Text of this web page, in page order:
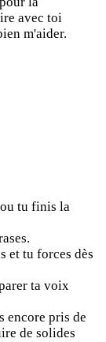
avec toi
m'aider.
tu finis la
et tu forces dès
ta voix
encore pris de
de solides